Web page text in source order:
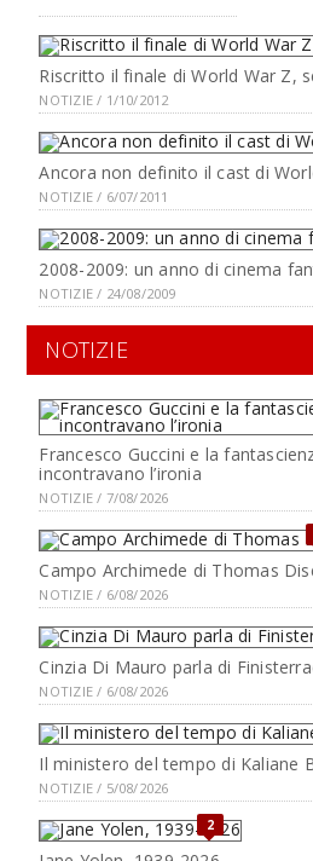
Riscritto il finale di World War Z,
NOTIZIE / 1/10/2012
Ancora non definito il cast di
NOTIZIE / 6/07/2011
2008-2009: un anno di cinema
NOTIZIE / 24/08/2009
NOTIZIE
Francesco Guccini e la
incontravano l’ironia
NOTIZIE / 7/08/2026
Campo Archimede di Thomas
NOTIZIE / 6/08/2026
Cinzia Di Mauro parla di
NOTIZIE / 6/08/2026
Il ministero del tempo di Kaliane
NOTIZIE / 5/08/2026
2